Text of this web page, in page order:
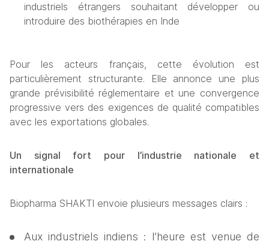
industriels étrangers souhaitant développer ou
introduire des biothérapies en Inde
Pour les acteurs français, cette évolution est
particulièrement structurante. Elle annonce une plus
grande prévisibilité réglementaire et une convergence
progressive vers des exigences de qualité compatibles
avec les exportations globales.
Un signal fort pour l’industrie nationale et
internationale
Biopharma SHAKTI envoie plusieurs messages clairs :
Aux industriels indiens : l’heure est venue de